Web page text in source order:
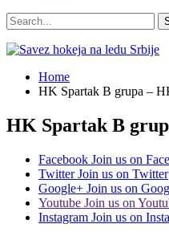
Home
HK Spartak B grupa –
HK Spartak B
Facebook Join us on
Twitter Join us on Twitter
Google+ Join us on
Youtube Join us on
Instagram Join us on